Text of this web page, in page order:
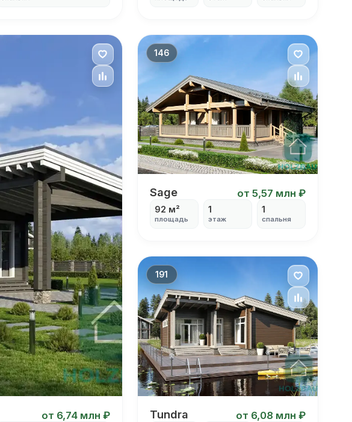
от 6,74 млн ₽
146
Sage
Sage от 5,57 млн ₽
92 м²
площадь
1
этаж
1
спальня
191
Tundra
Tundra от 6,08 млн ₽